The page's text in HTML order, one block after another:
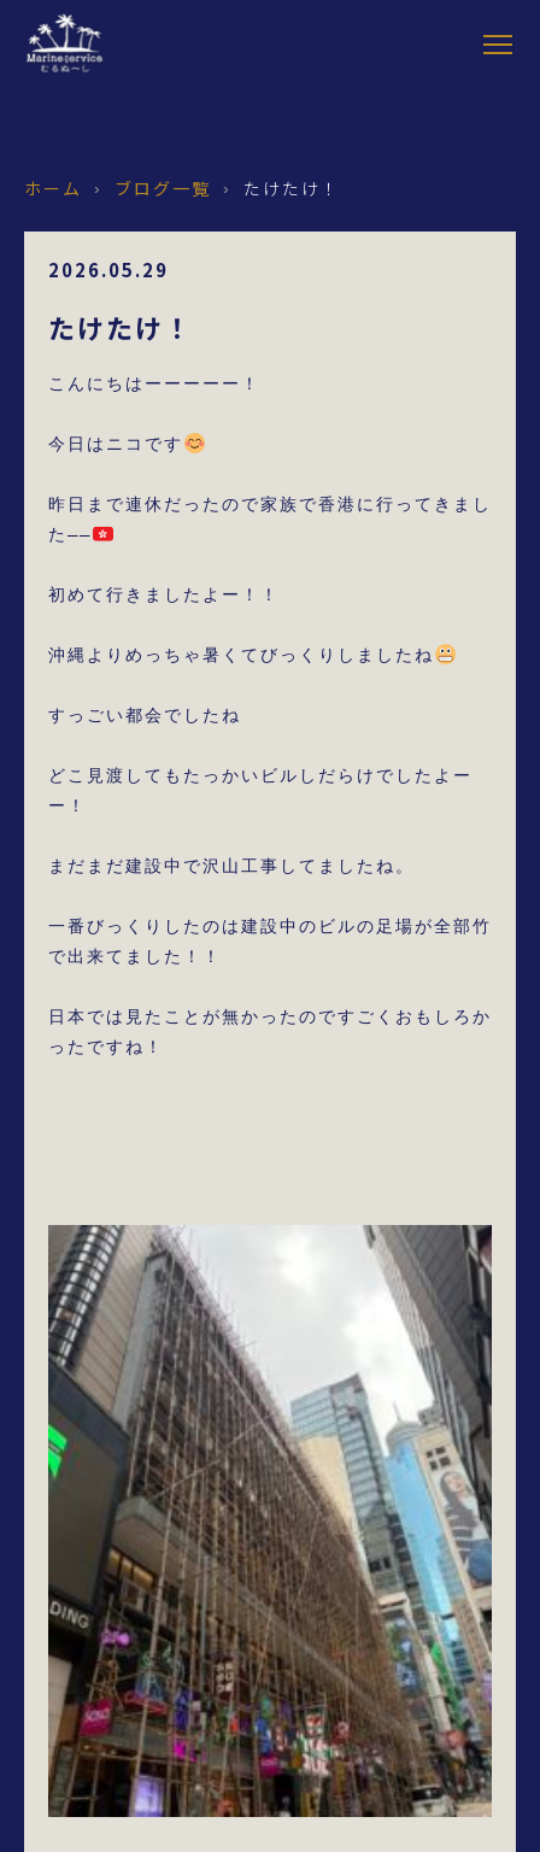
ホーム › ブログ一覧 › たけたけ！
2026.05.29
たけたけ！
こんにちはーーーーー！
今日はニコです
昨日まで連休だったので家族で香港に行ってきまし
た――
初めて行きましたよー！！
沖縄よりめっちゃ暑くてびっくりしましたね
すっごい都会でしたね
どこ見渡してもたっかいビルしだらけでしたよー
ー！
まだまだ建設中で沢山工事してましたね。
一番びっくりしたのは建設中のビルの足場が全部竹
で出来てました！！
日本では見たことが無かったのですごくおもしろか
ったですね！